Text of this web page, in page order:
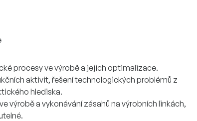
procesy ve výrobě a jejich optimalizace.
aktivit, řešení technologických problémů z
hlediska.
výrobě a vykonávání zásahů na výrobních linkách,